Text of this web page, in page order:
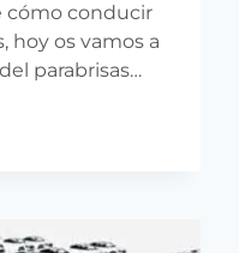
cómo conducir
hoy os vamos a
parabrisas…